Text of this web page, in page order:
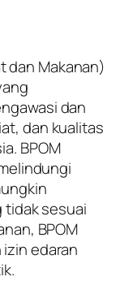
dan Makanan)
dan
dan kualitas
BPOM
tidak sesuai
BPOM
edaran